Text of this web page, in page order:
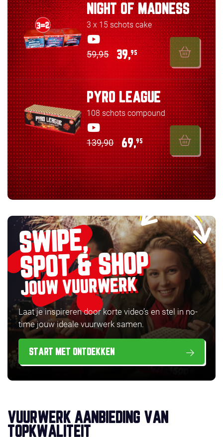
NIGHT OF MADNESS
3 x 15 schots cake
59,95 39,95
PYRO LEAGUE
108 schots compound
139,90 69,95
SWIPE,
SPOT & SHOP
JOUW VUURWERK
Laat je inspireren door korte video’s en stel in no-
time jouw ideale vuurwerk samen.
START MET ONTDEKKEN
VUURWERK AANBIEDING VAN
TOPKWALITEIT